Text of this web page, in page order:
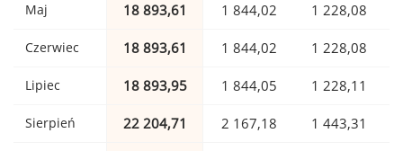
Maj 18 893,61 1 844,02 1 228,08
Czerwiec 18 893,61 1 844,02 1 228,08
Lipiec 18 893,95 1 844,05 1 228,11
Sierpień 22 204,71 2 167,18 1 443,31